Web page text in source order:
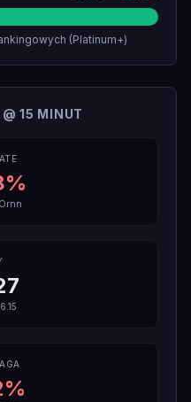
(Platinum+)
15 MINUT
%
Ornn
%